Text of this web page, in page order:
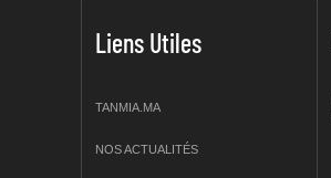
Liens Utiles
TANMIA.MA
NOS ACTUALITÉS